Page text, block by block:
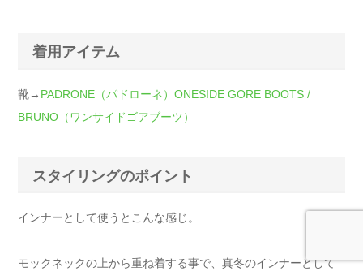
着用アイテム
靴→ PADRONE（パドローネ）ONESIDE GORE BOOTS /
BRUNO（ワンサイドゴアブーツ）
スタイリングのポイント
インナーとして使うとこんな感じ。
モックネックの上から重ね着する事で、真冬のインナーとして